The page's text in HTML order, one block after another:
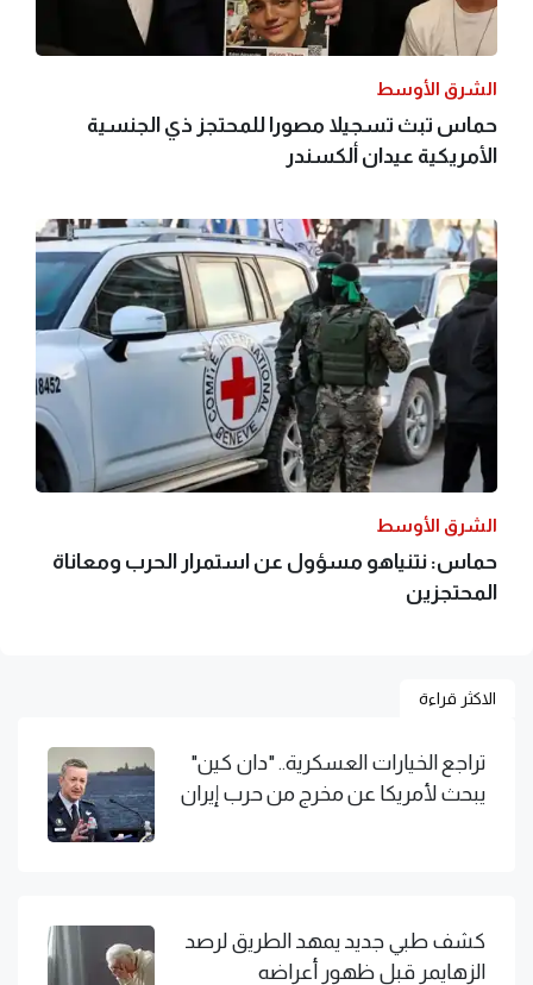
الشرق الأوسط
حماس تبث تسجيلا مصورا للمحتجز ذي الجنسية
الأمريكية عيدان ألكسندر
الشرق الأوسط
حماس: نتنياهو مسؤول عن استمرار الحرب ومعاناة
المحتجزين
الاكثر قراءة
تراجع الخيارات العسكرية.. "دان كين"
يبحث لأمريكا عن مخرج من حرب إيران
كشف طبي جديد يمهد الطريق لرصد
الزهايمر قبل ظهور أعراضه